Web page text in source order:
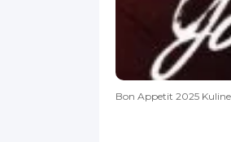
Bon Appetit 2025